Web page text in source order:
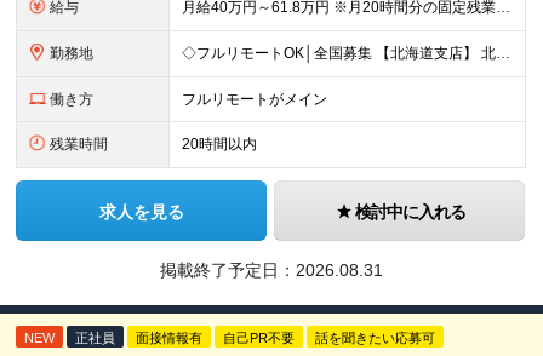
給与 月給40万円～61.8万円 ※月20時間分の固定残業代（58,000円～）を含む。超過時間分を別途支給 ※年齢、経験、スキル、前職給与などを考慮のうえ、決定いたします。 ※試用期間6ヶ月あり。期間中
勤務地 ◇フルリモートOK│全国募集 【北海道支店】 北海道札幌市中央区南一条西2丁目5番地 ※(変更の範囲)上記を除く当社関連勤務地 ※通勤不要
働き方 フルリモートがメイン
残業時間 20時間以内
求人を見る 検討中に入れる
掲載終了予定日： 2026.08.31
NEW 正社員 面接情報有 自己PR不要 話を聞きたい応募可